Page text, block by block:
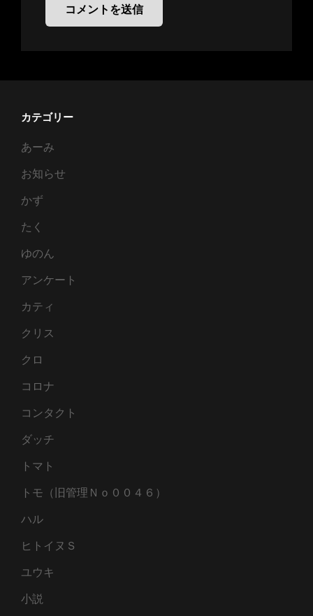
カテゴリー
あーみ
お知らせ
かず
たく
ゆのん
アンケート
カティ
クリス
クロ
コロナ
コンタクト
ダッチ
トマト
トモ（旧管理Ｎｏ００４６）
ハル
ヒトイヌＳ
ユウキ
小説